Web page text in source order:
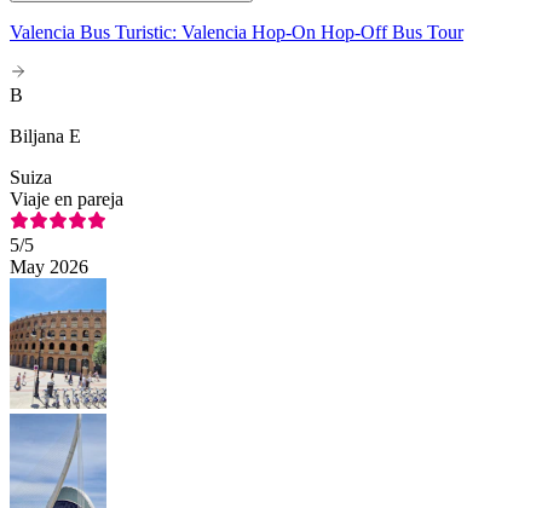
Valencia Bus Turistic: Valencia Hop-On Hop-Off Bus Tour
B
Biljana E
Suiza
Viaje en pareja
5/5
May 2026